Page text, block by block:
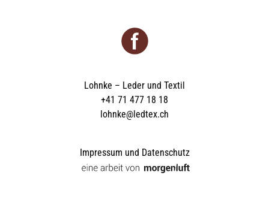
Lohnke – Leder und Textil
+41 71 477 18 18
lohnke@ledtex.ch
Impressum und Datenschutz